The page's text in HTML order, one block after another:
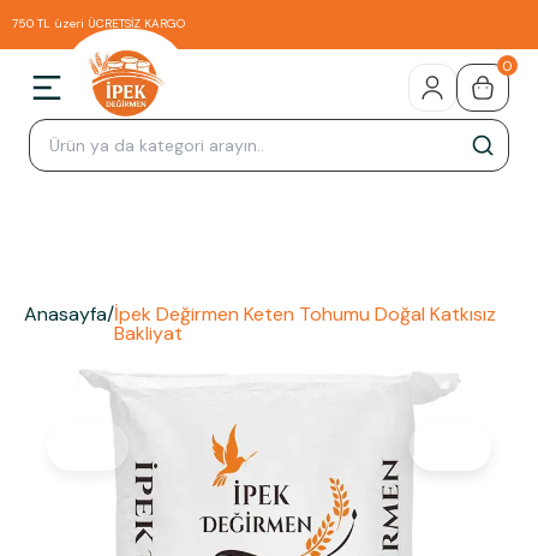
750 TL üzeri ÜCRETSİZ KARGO
0
Anasayfa/İpek Değirmen Keten Tohumu Doğal Katkısız
Bakliyat